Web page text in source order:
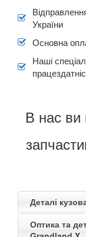
України
Основна
Наші
В нас ви
Деталі
Оптика та